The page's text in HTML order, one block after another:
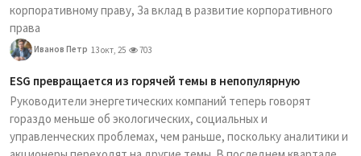
корпоративному праву, За вклад в развитие корпоративного
права
Иванов Петр 13 окт, 25 703
ESG превращается из горячей темы в непопулярную
Руководители энергетических компаний теперь говорят
гораздо меньше об экологических, социальных и
управленческих проблемах, чем раньше, поскольку аналитики и